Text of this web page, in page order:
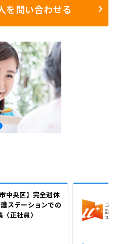
を問い合わせる
中央区】完全週休
ステーションでの
正社員〉